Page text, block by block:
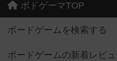
ボドゲーマTOP
ボードゲームを検索する
ボードゲームの新着レビュ